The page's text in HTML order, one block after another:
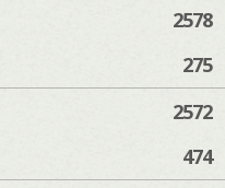
2578
275
2572
474